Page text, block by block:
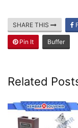
SHARE THIS
Pin It Buffer
Related